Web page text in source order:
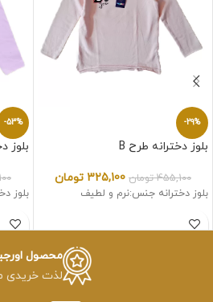
-29%
بلوز دخترانه طرح B
455,100 تومان 325,100 تومان
بلوز دخترانه جنس:نرم و لطیف
-53%
بلوز
بلوز
محصول
لذت خریدی